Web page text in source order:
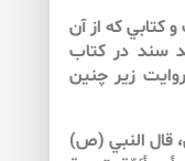
كه از آن
سند در كتاب
زير چنين
قال النبي (ص)